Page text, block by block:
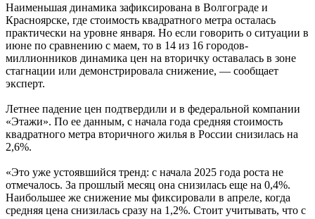
Наименьшая динамика зафиксирована в Волгограде и
Красноярске, где стоимость квадратного метра осталась
практически на уровне января. Но если говорить о ситуации в
июне по сравнению с маем, то в 14 из 16 городов-
миллионников динамика цен на вторичку оставалась в зоне
стагнации или демонстрировала снижение, — сообщает
эксперт.
Летнее падение цен подтвердили и в федеральной компании
«Этажи». По ее данным, с начала года средняя стоимость
квадратного метра вторичного жилья в России снизилась на
2,6%.
«Это уже устоявшийся тренд: с начала 2025 года роста не
отмечалось. За прошлый месяц она снизилась еще на 0,4%.
Наибольшее же снижение мы фиксировали в апреле, когда
средняя цена снизилась сразу на 1,2%. Стоит учитывать, что с